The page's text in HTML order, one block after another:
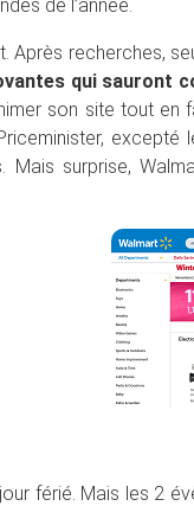
de l’année.
Après recherches,
qui sauront
son site tout en
excepté
surprise,
férié. Mais les 2